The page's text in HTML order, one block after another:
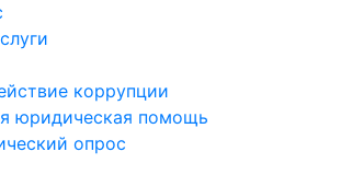
коррупции
юридическая помощь
опрос